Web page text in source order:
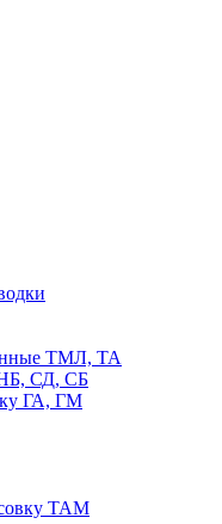
ТМЛ, ТА
НБ, СД, СБ
ГА, ГМ
ТАМ